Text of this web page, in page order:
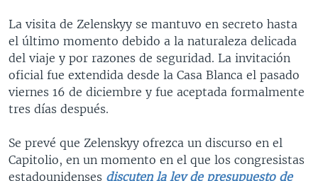
La visita de Zelenskyy se mantuvo en secreto hasta
el último momento debido a la naturaleza delicada
del viaje y por razones de seguridad. La invitación
oficial fue extendida desde la Casa Blanca el pasado
viernes 16 de diciembre y fue aceptada formalmente
tres días después.
Se prevé que Zelenskyy ofrezca un discurso en el
Capitolio, en un momento en el que los congresistas
estadounidenses discuten la ley de presupuesto de